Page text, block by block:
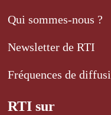
Qui sommes-nous ?
Newsletter de RTI
Fréquences de
RTI sur